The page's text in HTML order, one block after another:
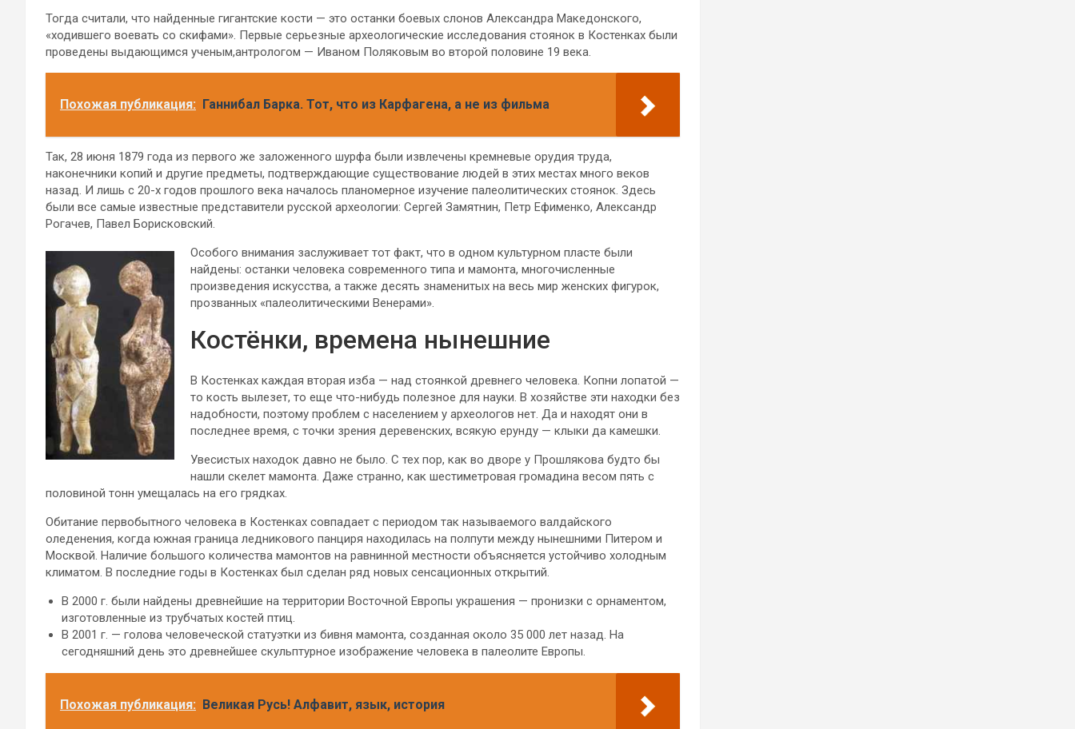
Тогда считали, что найденные гигантские кости — это останки боевых слонов Александра Македонского,
«ходившего воевать со скифами». Первые серьезные археологические исследования стоянок в Костенках были
проведены выдающимся ученым,антрологом — Иваном Поляковым во второй половине 19 века.
Похожая публикация: Ганнибал Барка. Тот, что из Карфагена, а не из фильма
Так, 28 июня 1879 года из первого же заложенного шурфа были извлечены кремневые орудия труда,
наконечники копий и другие предметы, подтверждающие существование людей в этих местах много веков
назад. И лишь с 20-х годов прошлого века началось планомерное изучение палеолитических стоянок. Здесь
были все самые известные представители русской археологии: Сергей Замятнин, Петр Ефименко, Александр
Рогачев, Павел Борисковский.
Особого внимания заслуживает тот факт, что в одном культурном пласте были
найдены: останки человека современного типа и мамонта, многочисленные
произведения искусства, а также десять знаменитых на весь мир женских фигурок,
прозванных «палеолитическими Венерами».
Костёнки, времена нынешние
В Костенках каждая вторая изба — над стоянкой древнего человека. Копни лопатой —
то кость вылезет, то еще что-нибудь полезное для науки. В хозяйстве эти находки без
надобности, поэтому проблем с населением у археологов нет. Да и находят они в
последнее время, с точки зрения деревенских, всякую ерунду — клыки да камешки.
Увесистых находок давно не было. С тех пор, как во дворе у Прошлякова будто бы
нашли скелет мамонта. Даже странно, как шестиметровая громадина весом пять с
половиной тонн умещалась на его грядках.
Обитание первобытного человека в Костенках совпадает с периодом так называемого валдайского
оледенения, когда южная граница ледникового панциря находилась на полпути между нынешними Питером и
Москвой. Наличие большого количества мамонтов на равнинной местности объясняется устойчиво холодным
климатом. В последние годы в Костенках был сделан ряд новых сенсационных открытий.
В 2000 г. были найдены древнейшие на территории Восточной Европы украшения — пронизки с орнаментом,
изготовленные из трубчатых костей птиц.
В 2001 г. — голова человеческой статуэтки из бивня мамонта, созданная около 35 000 лет назад. На
сегодняшний день это древнейшее скульптурное изображение человека в палеолите Европы.
Похожая публикация: Великая Русь! Алфавит, язык, история